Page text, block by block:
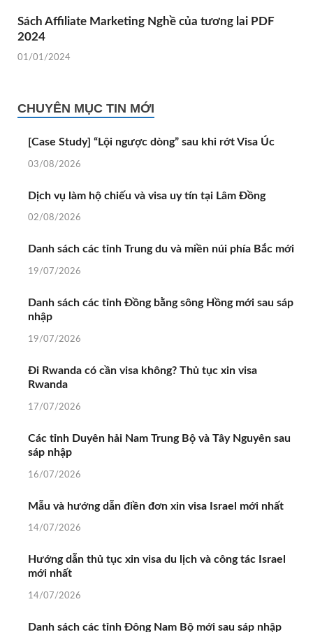
Sách Affiliate Marketing Nghề của tương lai PDF
2024
01/01/2024
CHUYÊN MỤC TIN MỚI
[Case Study] “Lội ngược dòng” sau khi rớt Visa Úc
03/08/2026
Dịch vụ làm hộ chiếu và visa uy tín tại Lâm Đồng
02/08/2026
Danh sách các tỉnh Trung du và miền núi phía Bắc mới
19/07/2026
Danh sách các tỉnh Đồng bằng sông Hồng mới sau sáp
nhập
19/07/2026
Đi Rwanda có cần visa không? Thủ tục xin visa
Rwanda
17/07/2026
Các tỉnh Duyên hải Nam Trung Bộ và Tây Nguyên sau
sáp nhập
16/07/2026
Mẫu và hướng dẫn điền đơn xin visa Israel mới nhất
14/07/2026
Hướng dẫn thủ tục xin visa du lịch và công tác Israel
mới nhất
14/07/2026
Danh sách các tỉnh Đông Nam Bộ mới sau sáp nhập